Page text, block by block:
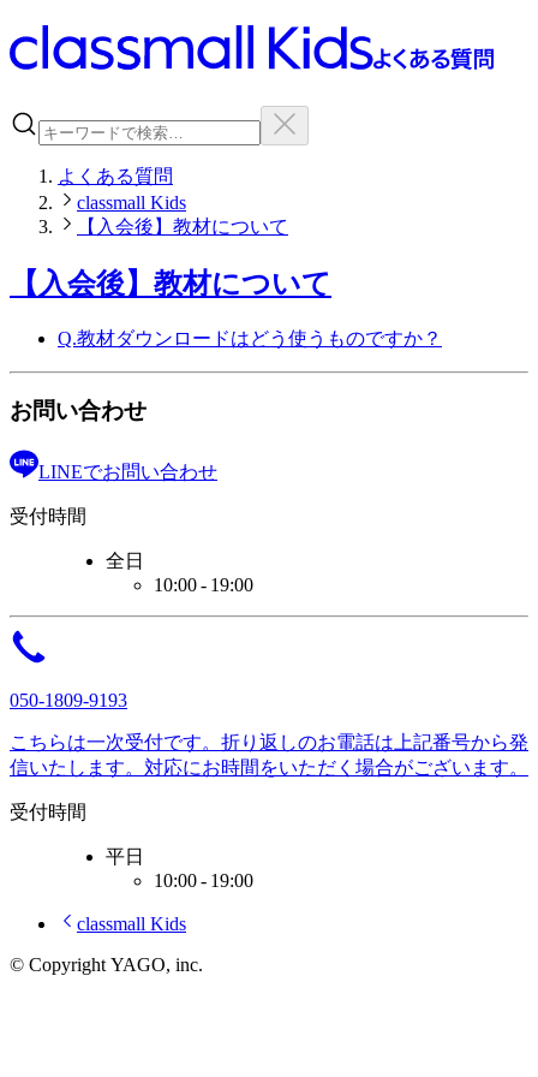
よくある質問
classmall Kids
【入会後】教材について
【入会後】教材について
Q.教材ダウンロードはどう使うものですか？
お問い合わせ
LINEでお問い合わせ
受付時間
全日
10:00 - 19:00
050-1809-9193
こちらは一次受付です。 折り返しのお電話は 上記番号から発
信いたします。 対応にお時間をいただく 場合がございます。
受付時間
平日
10:00 - 19:00
classmall Kids
© Copyright YAGO, inc.